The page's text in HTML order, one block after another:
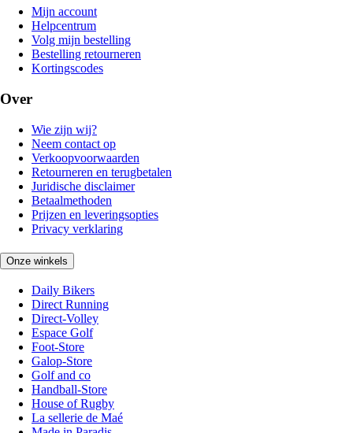
Mijn account
Helpcentrum
Volg mijn bestelling
Bestelling retourneren
Kortingscodes
Over
Wie zijn wij?
Neem contact op
Verkoopvoorwaarden
Retourneren en terugbetalen
Juridische disclaimer
Betaalmethoden
Prijzen en leveringsopties
Privacy verklaring
Onze winkels
Daily Bikers
Direct Running
Direct-Volley
Espace Golf
Foot-Store
Galop-Store
Golf and co
Handball-Store
House of Rugby
La sellerie de Maé